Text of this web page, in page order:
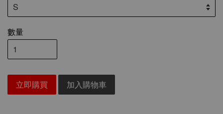
數量
立即購買 加入購物車